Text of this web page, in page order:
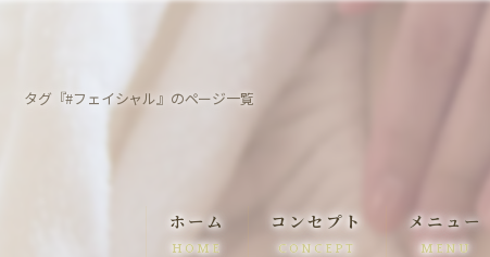
タグ『#フェイシャル』のページ一覧
ホーム
HOME
コンセプト
CONCEPT
メニュー
MENU